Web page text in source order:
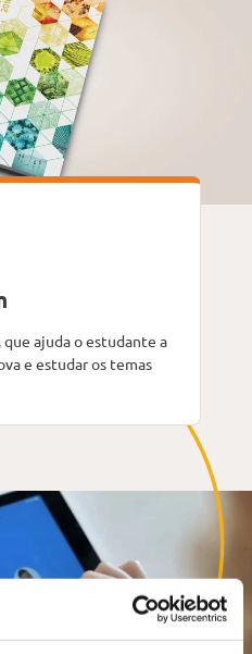
ajuda o estudante a
e estudar os temas